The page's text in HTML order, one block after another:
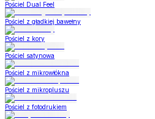
Pościel Dual Feel
Pościel z gładkiej bawełny
Pościel z kory
Pościel satynowa
Pościel z mikrowłókna
Pościel z mikropluszu
Pościel z fotodrukiem